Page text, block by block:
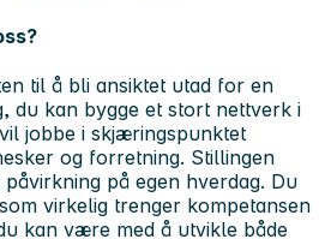
til å bli ansiktet utad for en
du kan bygge et stort nettverk i
jobbe i skjæringspunktet
og forretning. Stillingen
på egen hverdag. Du
virkelig trenger kompetansen
kan være med å utvikle både